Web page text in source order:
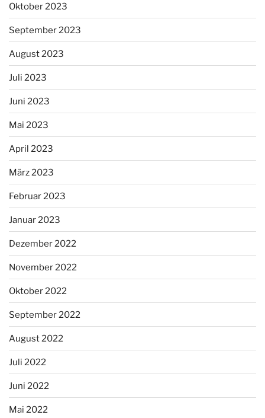
Oktober 2023
September 2023
August 2023
Juli 2023
Juni 2023
Mai 2023
April 2023
März 2023
Februar 2023
Januar 2023
Dezember 2022
November 2022
Oktober 2022
September 2022
August 2022
Juli 2022
Juni 2022
Mai 2022